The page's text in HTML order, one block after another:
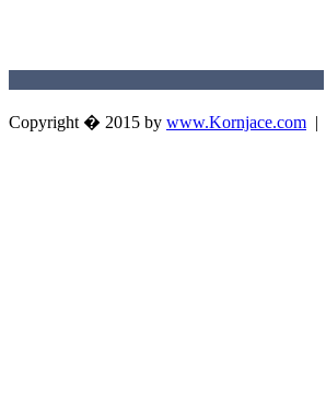
Copyright � 2015 by www.Kornjace.com |